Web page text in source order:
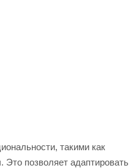
такими как
Это позволяет адаптировать